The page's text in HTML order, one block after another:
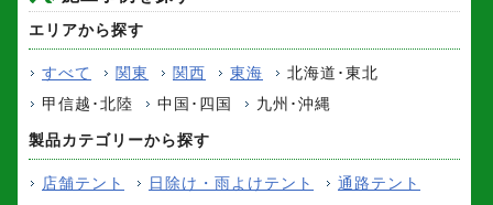
エリアから探す
すべて 関東 関西 東海
北海道･東北
甲信越･北陸
中国･四国 九州･沖縄
製品カテゴリーから探す
店舗テント 日除け・雨よけテント
通路テント